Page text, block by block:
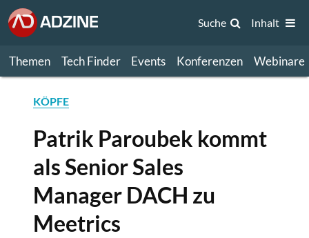
Themen Tech Finder Events Konferenzen Webinare
Suche Inhalt
KÖPFE
Patrik Paroubek kommt
als Senior Sales
Manager DACH zu
Meetrics